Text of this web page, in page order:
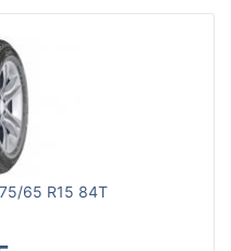
65 R15 84T